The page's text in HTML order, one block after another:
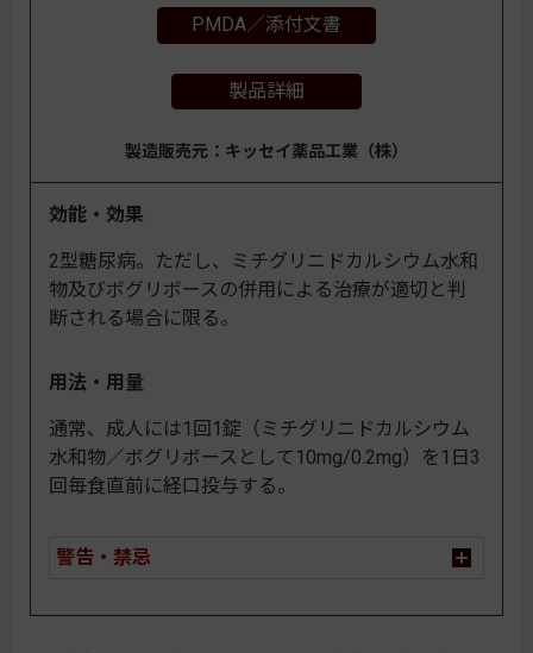
PMDA／添付文書
製品詳細
製造販売元：キッセイ薬品工業（株）
効能・効果
2型糖尿病。ただし、ミチグリニドカルシウム水和
物及びボグリボースの併用による治療が適切と判
断される場合に限る。
用法・用量
通常、成人には1回1錠（ミチグリニドカルシウム
水和物／ボグリボースとして10mg/0.2mg）を1日3
回毎食直前に経口投与する。
警告・禁忌